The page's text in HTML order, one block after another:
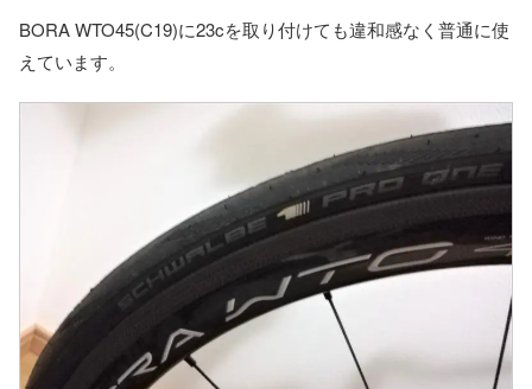
BORA WTO45(C19)に23cを取り付けても違和感なく普通に使
えています。